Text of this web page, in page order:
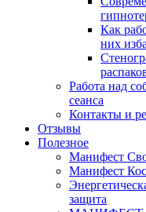
Как
них
Работа над
сеанса
Контакты и
Отзывы
Полезное
Манифест
Манифест
защита